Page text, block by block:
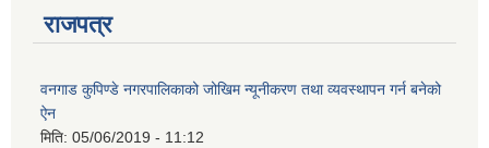
राजपत्र
वनगाड कुपिण्डे नगरपालिकाको जोखिम न्यूनीकरण तथा व्यवस्थापन गर्न बनेको
ऐन
मिति: 05/06/2019 - 11:12